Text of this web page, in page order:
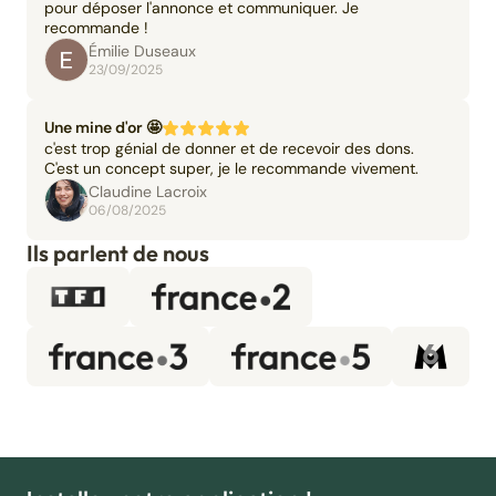
pour déposer l'annonce et communiquer. Je
recommande !
Émilie Duseaux
23/09/2025
Une mine d'or 🤩
c'est trop génial de donner et de recevoir des dons.
C'est un concept super, je le recommande vivement.
Claudine Lacroix
06/08/2025
Ils parlent de nous